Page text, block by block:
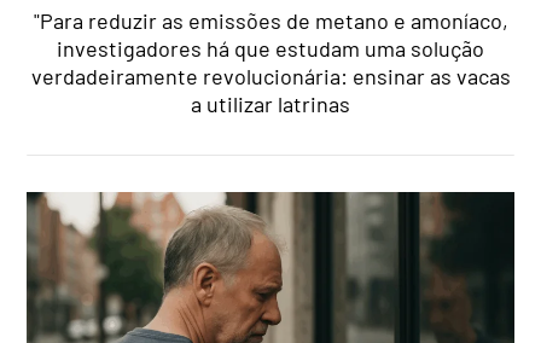
"Para reduzir as emissões de metano e amoníaco,
investigadores há que estudam uma solução
verdadeiramente revolucionária: ensinar as vacas
a utilizar latrinas